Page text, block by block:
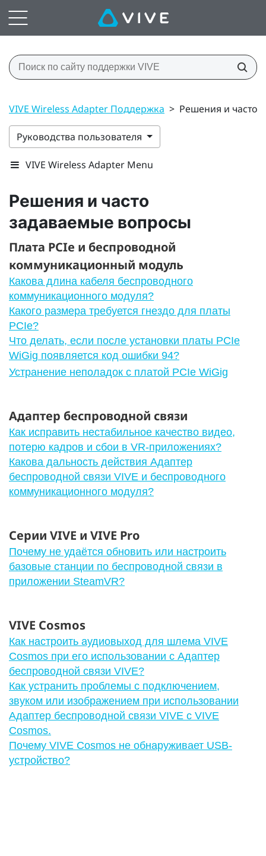
VIVE Wireless Adapter Поддержка > Решения и часто
Руководства пользователя
VIVE Wireless Adapter Menu
Решения и часто
задаваемые вопросы
Плата PCIe и беспроводной
коммуникационный модуль
Какова длина кабеля беспроводного
коммуникационного модуля?
Какого размера требуется гнездо для платы
PCIe?
Что делать, если после установки платы PCIe
WiGig появляется код ошибки 94?
Устранение неполадок с платой PCIe WiGig
Адаптер беспроводной связи
Как исправить нестабильное качество видео,
потерю кадров и сбои в VR-приложениях?
Какова дальность действия Адаптер
беспроводной связи VIVE и беспроводного
коммуникационного модуля?
Серии VIVE и VIVE Pro
Почему не удаётся обновить или настроить
базовые станции по беспроводной связи в
приложении SteamVR?
VIVE Cosmos
Как настроить аудиовыход для шлема VIVE
Cosmos при его использовании с Адаптер
беспроводной связи VIVE?
Как устранить проблемы с подключением,
звуком или изображением при использовании
Адаптер беспроводной связи VIVE с VIVE
Cosmos.
Почему VIVE Cosmos не обнаруживает USB-
устройство?